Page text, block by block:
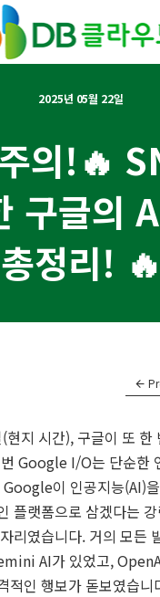
라우드
2025년 05월 22일
의!🔥
구글의
총정리! 🔥
지 시간), 구글이 또 한
Google I/O는 단순한
이 인공지능(AI)
플랫폼으로 삼겠다는
리였습니다. 거의 모든
AI가 있었고,
적인 행보가 돋보였습니